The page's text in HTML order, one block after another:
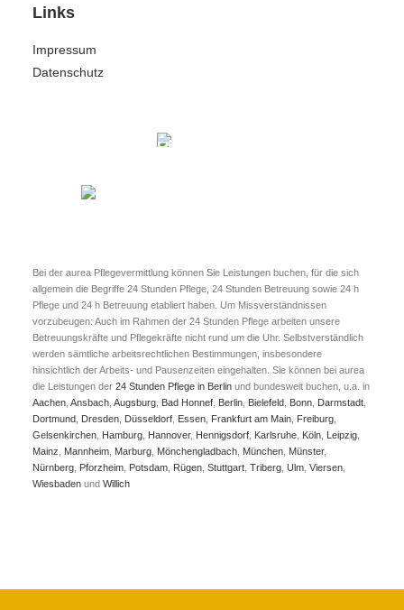
Links
Impressum
Datenschutz
Bei der aurea Pflegevermittlung können Sie Leistungen buchen, für die sich
allgemein die Begriffe 24 Stunden Pflege, 24 Stunden Betreuung sowie 24 h
Pflege und 24 h Betreuung etabliert haben. Um Missverständnissen
vorzubeugen: Auch im Rahmen der 24 Stunden Pflege arbeiten unsere
Betreuungskräfte und Pflegekräfte nicht rund um die Uhr. Selbstverständlich
werden sämtliche arbeitsrechtlichen Bestimmungen, insbesondere
hinsichtlich der Arbeits- und Pausenzeiten eingehalten. Sie können bei aurea
die Leistungen der 24 Stunden Pflege in Berlin und bundesweit buchen, u.a. in
Aachen Ansbach Augsburg Bad Honnef Berlin Bielefeld Bonn Darmstadt
Dortmund Dresden Düsseldorf Essen Frankfurt am Main Freiburg
Gelsenkirchen Hamburg Hannover, Hennigsdorf Karlsruhe Köln Leipzig
Mainz
Mannheim Marburg Mönchengladbach München Münster,
Nürnberg Pforzheim Potsdam Rügen Stuttgart Triberg Ulm Viersen
Wiesbaden und Willich